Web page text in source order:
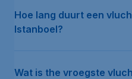
Hoe lang duurt een
Istanboel?
Wat is the vroegste